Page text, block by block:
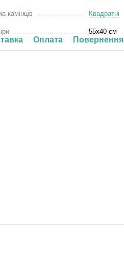
камінців Квадратні
55х40 см
Оплата Повернення